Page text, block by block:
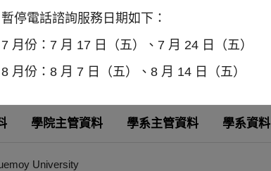
學校查詢 以學門找學校
資訊
學院主管資料 學系主管資料 學系資料
University
暫停電話諮詢服務日期如下：
7 月份：7 月 17 日（五）、7 月 24 日（五）
8 月份：8 月 7 日（五）、8 月 14 日（五）